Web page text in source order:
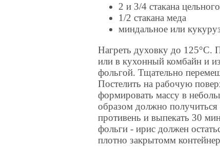
2 и 3/4 стакана
1/2 стакана меда
миндальное или
Нагреть духовку до 125°С.
или в кухонный комбайн и
фольгой. Тщательно
Постелить на рабочую
формировать массу в
образом должно
противень и выпекать 30
фольги - ирис должен
плотно закрытомм